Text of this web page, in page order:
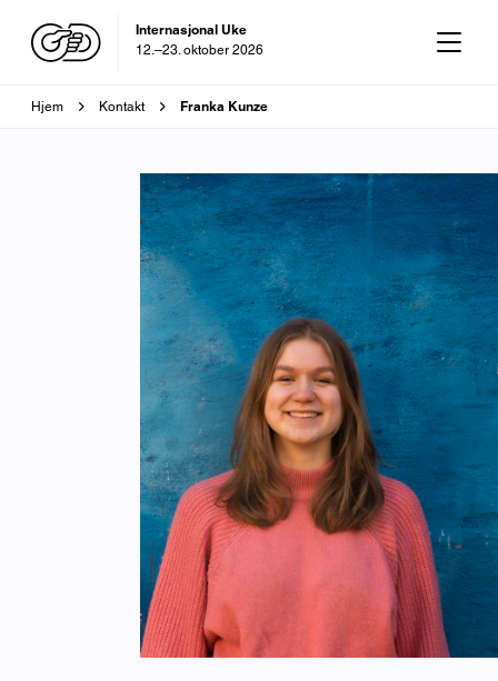
OD-dagen
29. oktober 2026
Brødsmulesti
Hjem Kontakt Franka Kunze